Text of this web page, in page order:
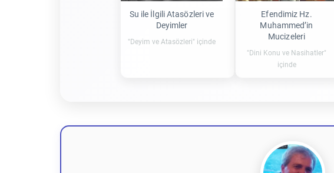
Su ile İlgili Atasözleri ve
Deyimler
"Deyim ve Atasözleri" içinde
Efendimiz Hz.
Muhammed’in
Mucizeleri
"Dini Konu ve Nasihatler"
içinde